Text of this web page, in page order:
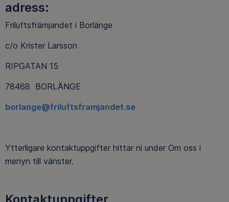
adress:
Friluftsfrämjandet i Borlänge
c/o Krister Larsson
RIPGATAN 15
78468 BORLÄNGE
borlange@friluftsframjandet.se
Ytterligare kontaktuppgifter hittar ni under Om oss i
menyn till vänster.